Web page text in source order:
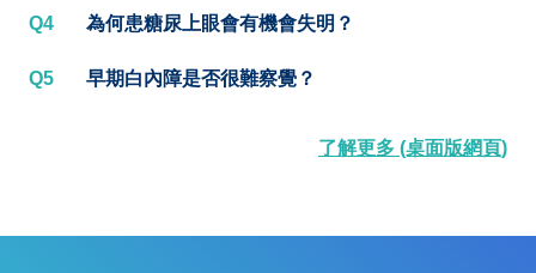
Q4 為何患糖尿上眼會有機會失明？
Q5 早期白內障是否很難察覺？
了解更多 (桌面版網頁)